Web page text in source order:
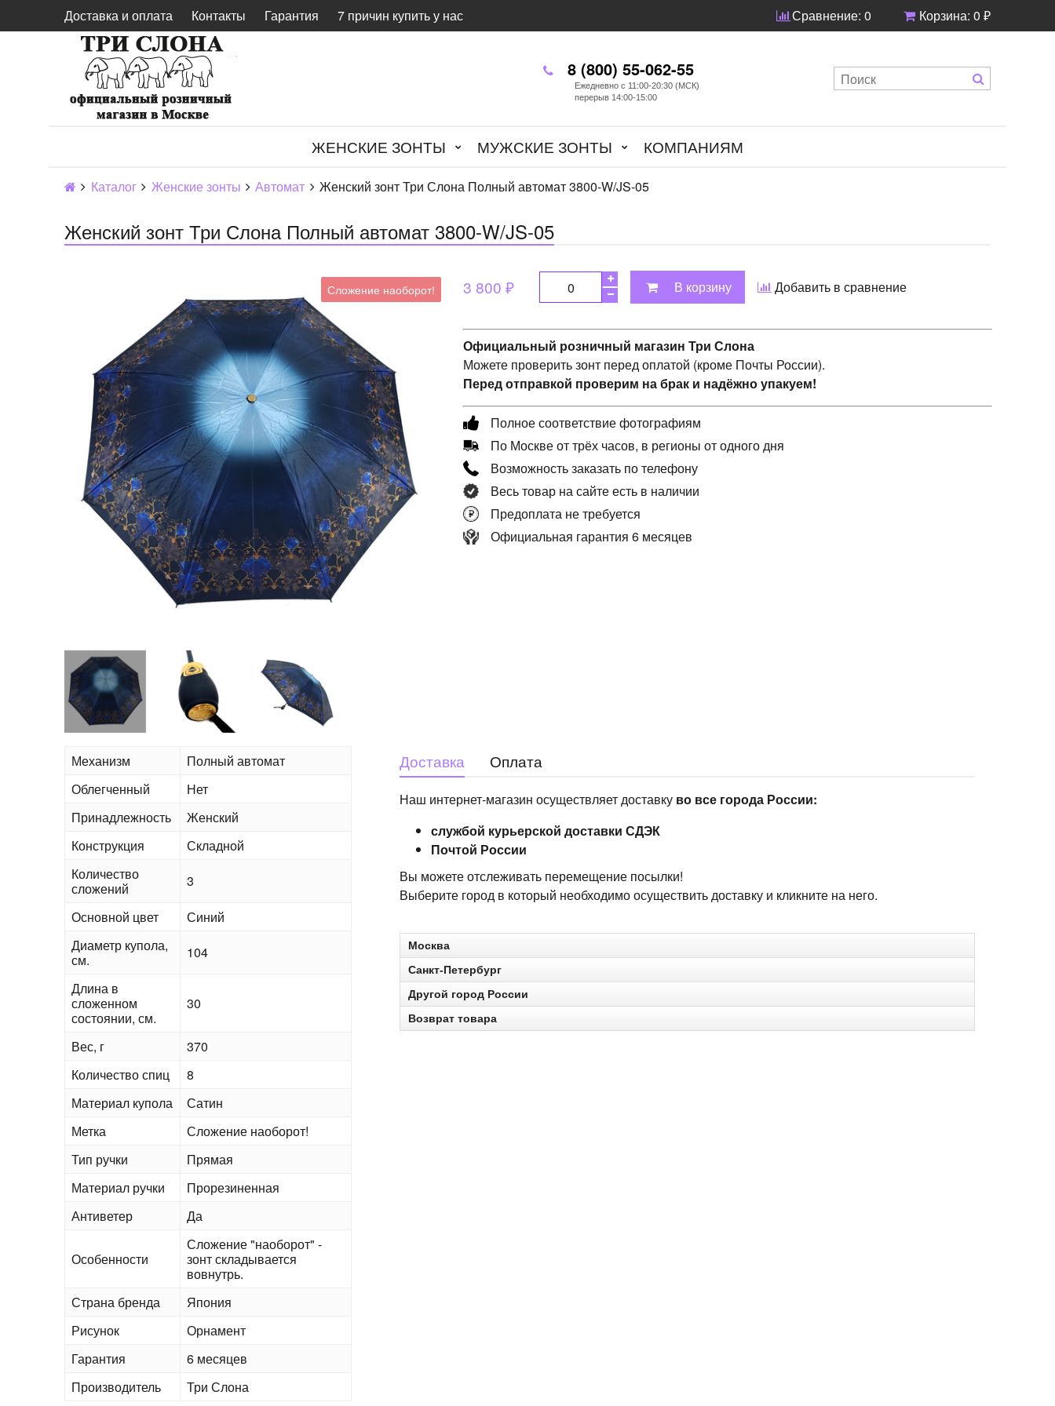
Доставка и оплата Контакты Гарантия 7 причин купить у нас Сравнение: 0 Корзина: 0 ₽
8 (800) 55-062-55
Ежедневно с 11:00-20:30 (МСК)
перерыв 14:00-15:00
ЖЕНСКИЕ ЗОНТЫ МУЖСКИЕ ЗОНТЫ КОМПАНИЯМ
Каталог Женские зонты Автомат Женский зонт Три Слона Полный автомат 3800-W/JS-05
Женский зонт Три Слона Полный автомат 3800-W/JS-05
Сложение наоборот! 3 800 ₽ В корзину Добавить в сравнение
Официальный розничный магазин Три Слона
Можете проверить зонт перед оплатой (кроме Почты России).
Перед отправкой проверим на брак и надёжно упакуем!
Полное соответствие фотографиям
По Москве от трёх часов, в регионы от одного дня
Возможность заказать по телефону
Весь товар на сайте есть в наличии
Предоплата не требуется
Официальная гарантия 6 месяцев
Механизм
Полный автомат
Облегченный
Нет
Принадлежность
Женский
Конструкция
Складной
Количество
сложений
3
Основной цвет
Синий
Диаметр купола,
см.
104
Длина в
сложенном
состоянии, см.
30
Вес, г
370
Количество спиц
8
Материал купола
Сатин
Метка
Сложение наоборот!
Тип ручки
Прямая
Материал ручки
Прорезиненная
Антиветер
Да
Особенности
Сложение "наоборот" -
зонт складывается
вовнутрь.
Страна бренда
Япония
Рисунок
Орнамент
Гарантия
6 месяцев
Производитель
Три Слона
Доставка Оплата
Наш интернет-магазин осуществляет доставку во все города России:
службой курьерской доставки СДЭК
Почтой России
Вы можете отслеживать перемещение посылки!
Выберите город в который необходимо осуществить доставку и кликните на него.
Москва
Санкт-Петербург
Другой город России
Возврат товара